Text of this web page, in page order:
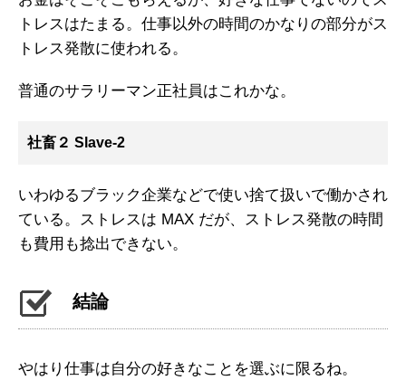
トレスはたまる。仕事以外の時間のかなりの部分がス
トレス発散に使われる。
普通のサラリーマン正社員はこれかな。
社畜２ Slave-2
いわゆるブラック企業などで使い捨て扱いで働かされ
ている。ストレスは MAX だが、ストレス発散の時間
も費用も捻出できない。
結論
やはり仕事は自分の好きなことを選ぶに限るね。